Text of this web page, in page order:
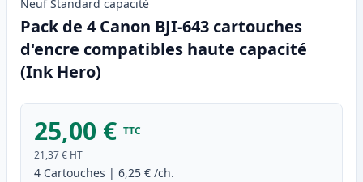
Neuf Standard capacité
Pack de 4 Canon BJI-643 cartouches
d'encre compatibles haute capacité
(Ink Hero)
25,00 € TTC
21,37 € HT
4 Cartouches | 6,25 € /ch.